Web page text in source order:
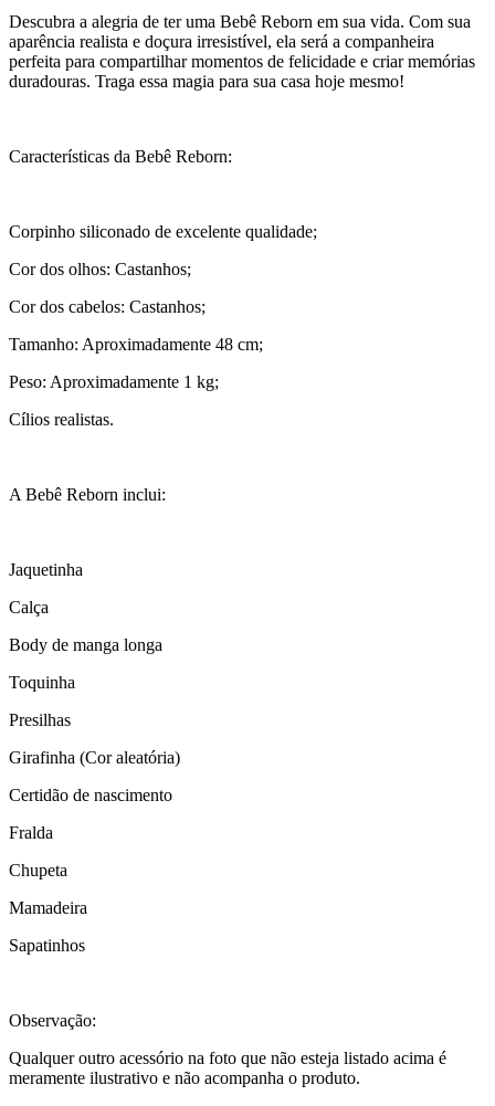
Descubra a alegria de ter uma Bebê Reborn em sua vida. Com sua
aparência realista e doçura irresistível, ela será a companheira
perfeita para compartilhar momentos de felicidade e criar memórias
duradouras. Traga essa magia para sua casa hoje mesmo!
Características da Bebê Reborn:
Corpinho siliconado de excelente qualidade;
Cor dos olhos: Castanhos;
Cor dos cabelos: Castanhos;
Tamanho: Aproximadamente 48 cm;
Peso: Aproximadamente 1 kg;
Cílios realistas.
A Bebê Reborn inclui:
Jaquetinha
Calça
Body de manga longa
Toquinha
Presilhas
Girafinha (Cor aleatória)
Certidão de nascimento
Fralda
Chupeta
Mamadeira
Sapatinhos
Observação:
Qualquer outro acessório na foto que não esteja listado acima é
meramente ilustrativo e não acompanha o produto.